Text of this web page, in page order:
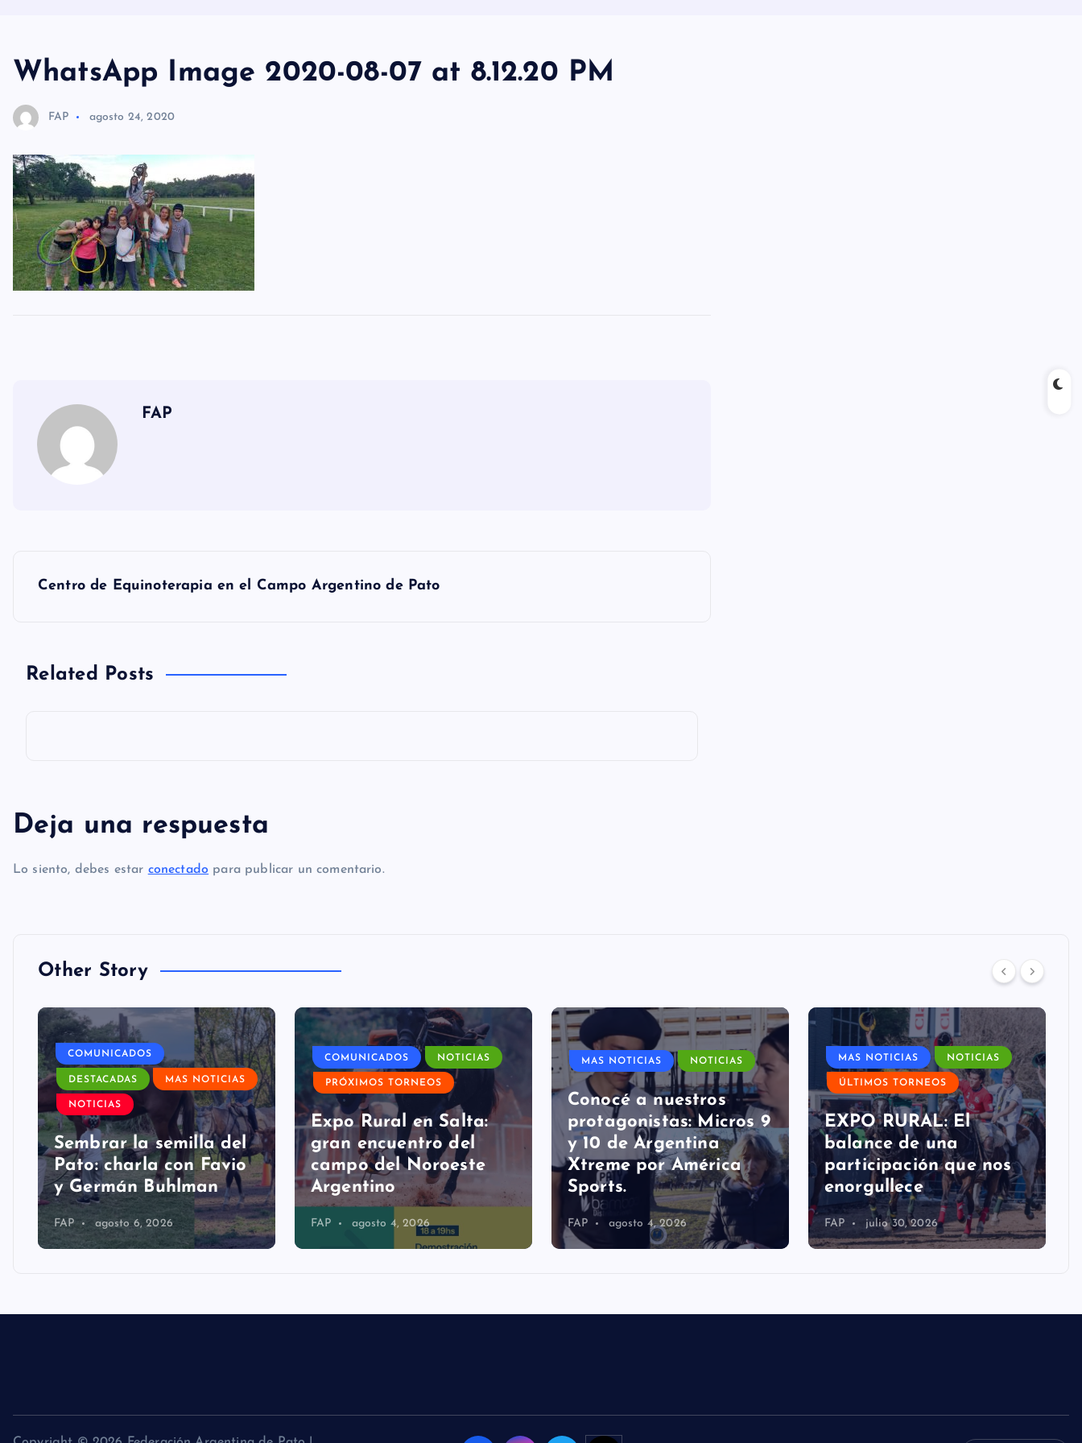
WhatsApp Image 2020-08-07 at 8.12.20 PM
FAP agosto 24, 2020
FAP
N
v
c
s
Centro de Equinoterapia en el Campo Argentino de Pato
Related Posts
Deja una respuesta
Lo siento, debes estar conectado para publicar un comentario.
Other Story
COMUNICADOS
DESTACADAS MAS NOTICIAS
NOTICIAS
Sembrar la semilla del
Pato: charla con Favio
y Germán Buhlman
FAP agosto 6, 2026
COMUNICADOS NOTICIAS
PRÓXIMOS TORNEOS
Expo Rural en Salta:
gran encuentro del
campo del Noroeste
Argentino
FAP agosto 4, 2026
MAS NOTICIAS NOTICIAS
Conocé a nuestros
protagonistas: Micros 9
y 10 de Argentina
Xtreme por América
Sports.
FAP agosto 4, 2026
MAS NOTICIAS NOTICIAS
ÚLTIMOS TORNEOS
EXPO RURAL: El
balance de una
participación que nos
enorgullece
FAP julio 30, 2026